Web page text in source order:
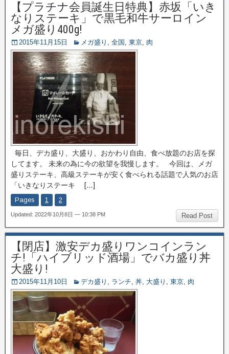
【プラチナ会員誕生日特典】赤坂「いき
なりステーキ」で黒毛和牛サーロイン
メガ盛り400g!
2015年11月15日 メガ盛り , 全国 , 東京, 肉
毎日、デカ盛り、大盛り、おかわり自由、食べ放題のお店を探
してます。 未来の為に今の欲望を我慢します。 今回は、メガ
盛りステーキ、高級ステーキが安く食べられる話題で人気のお店
「いきなりステーキ […]
Pages 1 2
Read Post
Updated: 2022年10月8日 — 10:38 PM
【閉店】激安デカ盛りワンコインラン
チ!「ハイブリッド酒場」でバカ盛り丼
大盛り!
2015年11月10日 デカ盛り , ランチ, 丼, 大盛り , 東京, 肉